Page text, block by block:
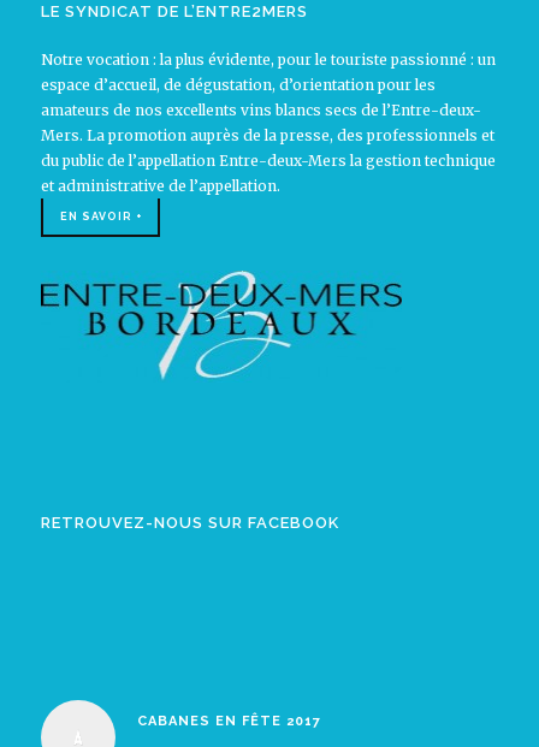
LE SYNDICAT DE L’ENTRE2MERS
Notre vocation : la plus évidente, pour le touriste passionné : un
espace d’accueil, de dégustation, d’orientation pour les
amateurs de nos excellents vins blancs secs de l’Entre-deux-
Mers. La promotion auprès de la presse, des professionnels et
du public de l’appellation Entre-deux-Mers la gestion technique
et administrative de l’appellation.
EN SAVOIR +
RETROUVEZ-NOUS SUR FACEBOOK
CABANES EN FÊTE 2017